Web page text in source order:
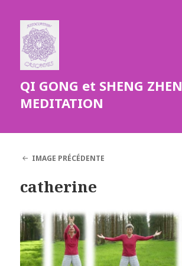
QI GONG et SHENG ZHEN
MEDITATION
IMAGE PRÉCÉDENTE
catherine